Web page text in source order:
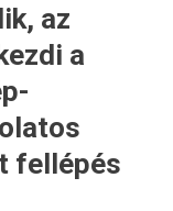
az
a
fellépés